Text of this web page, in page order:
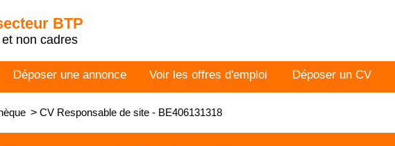
BTP
non cadres
Déposer une annonce Voir les offres d'emploi Déposer un CV
> CV Responsable de site - BE406131318